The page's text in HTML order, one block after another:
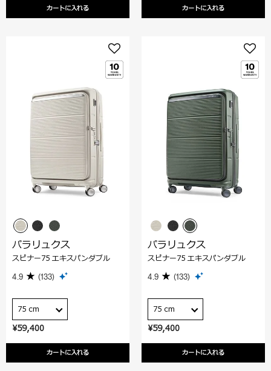
カートに入れる カートに入れる
¥59,400
カートに入れる
パラリュクス
スピナー75 エキスパンダブル
4.9 (133)
75 cm
¥59,400
カートに入れる
パラリュクス
スピナー75 エキスパンダブル
4.9 (133)
75 cm